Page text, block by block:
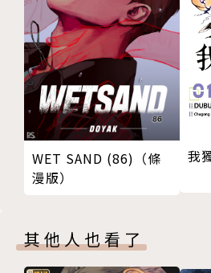
WET SAND (86)（條
漫版）
其他人也看了